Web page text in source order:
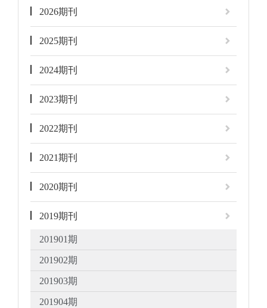
2026期刊
2025期刊
2024期刊
2023期刊
2022期刊
2021期刊
2020期刊
2019期刊
201901期
201902期
201903期
201904期